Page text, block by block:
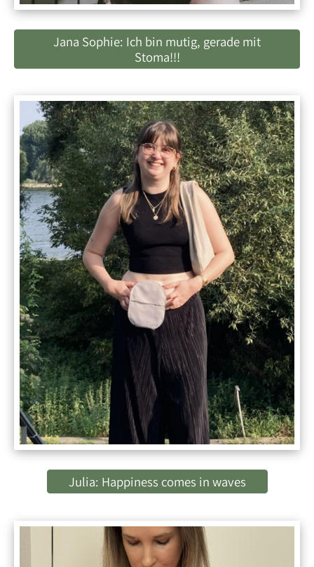
Jana Sophie: Ich bin mutig, gerade mit
Stoma!!!
Julia: Happiness comes in waves